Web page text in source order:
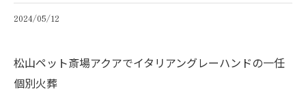
2024/05/12
松山ペット斎場アクアでイタリアングレーハンドの一任
個別火葬